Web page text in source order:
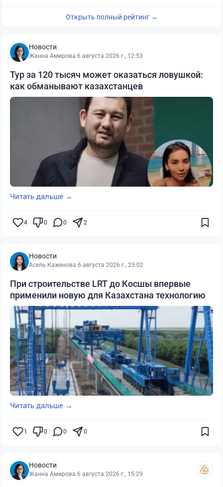
Открыть полный рейтинг →
Новости
Жанна Амирова·6 августа 2026 г., 12:53
Тур за 120 тысяч может оказаться ловушкой:
как обманывают казахстанцев
Читать дальше →
4 0 0 2
Новости
Асель Каженова·6 августа 2026 г., 23:02
При строительстве LRT до Косшы впервые
применили новую для Казахстана технологию
Читать дальше →
1 0 0 0
Новости
Жанна Амирова·6 августа 2026 г., 15:29